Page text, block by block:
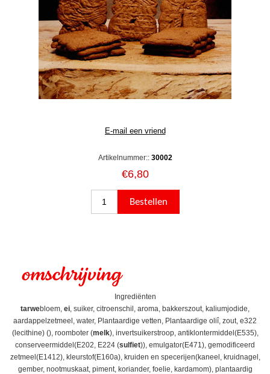
Artikelnummer:: 30002
€6,80
omschrijving
Ingrediënten
tarwebloem, ei, suiker, citroenschil, aroma, bakkerszout, kaliumjodide,
aardappelzetmeel, water, Plantaardige vetten, Plantaardige oliî, zout, e322
(lecithine) (), roomboter (melk), invertsuikerstroop, antiklontermiddel(E535),
conserveermiddel(E202, E224 (sulfiet)), emulgator(E471), gemodificeerd
zetmeel(E1412), kleurstof(E160a), kruiden en specerijen(kaneel, kruidnagel,
gember, nootmuskaat, piment, koriander, foelie, kardamom), plantaardig